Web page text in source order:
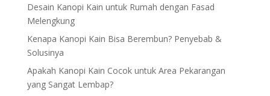
Desain Kanopi Kain untuk Rumah dengan Fasad
Melengkung
Kenapa Kanopi Kain Bisa Berembun? Penyebab &
Solusinya
Apakah Kanopi Kain Cocok untuk Area Pekarangan
yang Sangat Lembap?